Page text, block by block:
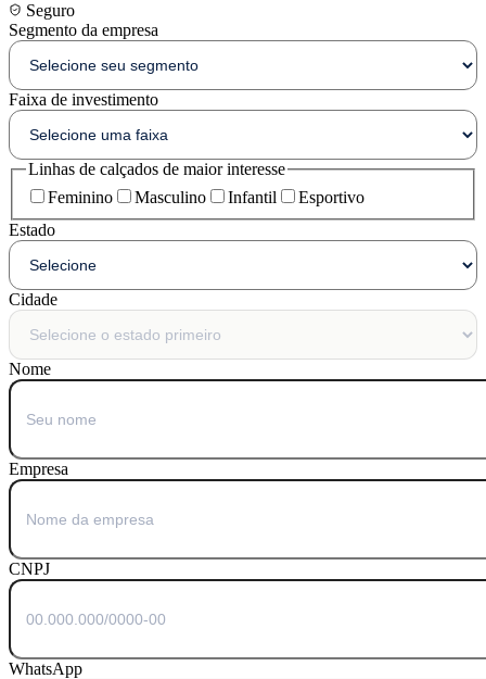
Seguro
Segmento da empresa
Faixa de investimento
Linhas de calçados de maior interesse
Feminino
Masculino Infantil
Esportivo
Estado
Cidade
Nome
Empresa
CNPJ
WhatsApp